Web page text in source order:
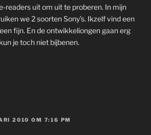
readers uit om uit te proberen. In mijn
we 2 soorten Sony’s. Ikzelf vind een
fijn. En de ontwikkeliongen gaan erg
je toch niet bijbenen.
2010 OM 7:16 PM